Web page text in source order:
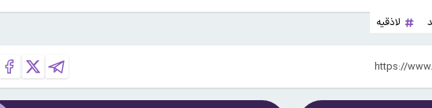
لاذقیه